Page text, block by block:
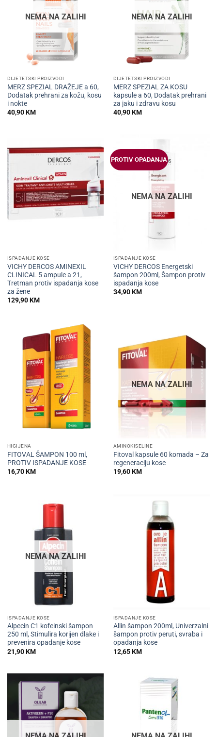
NEMA NA ZALIHI
DIJETETSKI PROIZVODI
MERZ SPEZIAL DRAŽEJE a 60,
Dodatak prehrani za kožu, kosu
i nokte
40,90KM
NEMA NA ZALIHI
DIJETETSKI PROIZVODI
MERZ SPEZIAL ZA KOSU
kapsule a 60, Dodatak prehrani
za jaku i zdravu kosu
40,90KM
ISPADANJE KOSE
VICHY DERCOS AMINEXIL
CLINICAL 5 ampule a 21,
Tretman protiv ispadanja kose
za žene
129,90KM
PROTIV OPADANJA
NEMA NA ZALIHI
ISPADANJE KOSE
VICHY DERCOS Energetski
šampon 200ml, Šampon protiv
ispadanja kose
34,90KM
HIGIJENA
FITOVAL ŠAMPON 100 ml,
PROTIV ISPADANJE KOSE
16,70KM
NEMA NA ZALIHI
AMINOKISELINE
Fitoval kapsule 60 komada – Za
regeneraciju kose
19,60KM
NEMA NA ZALIHI
ISPADANJE KOSE
Alpecin C1 kofeinski šampon
250 ml, Stimulira korijen dlake i
prevenira opadanje kose
21,90KM
ISPADANJE KOSE
Allin šampon 200ml, Univerzalni
šampon protiv peruti, svraba i
opadanja kose
12,65KM